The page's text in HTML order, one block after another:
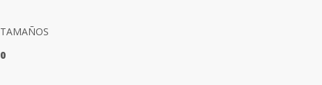
TAMAÑOS
0